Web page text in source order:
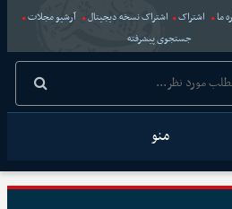
ما اشتراک اشتراک نسخه دیجیتال
آرشیو مجلات
جستجوی پیشرفته
منو